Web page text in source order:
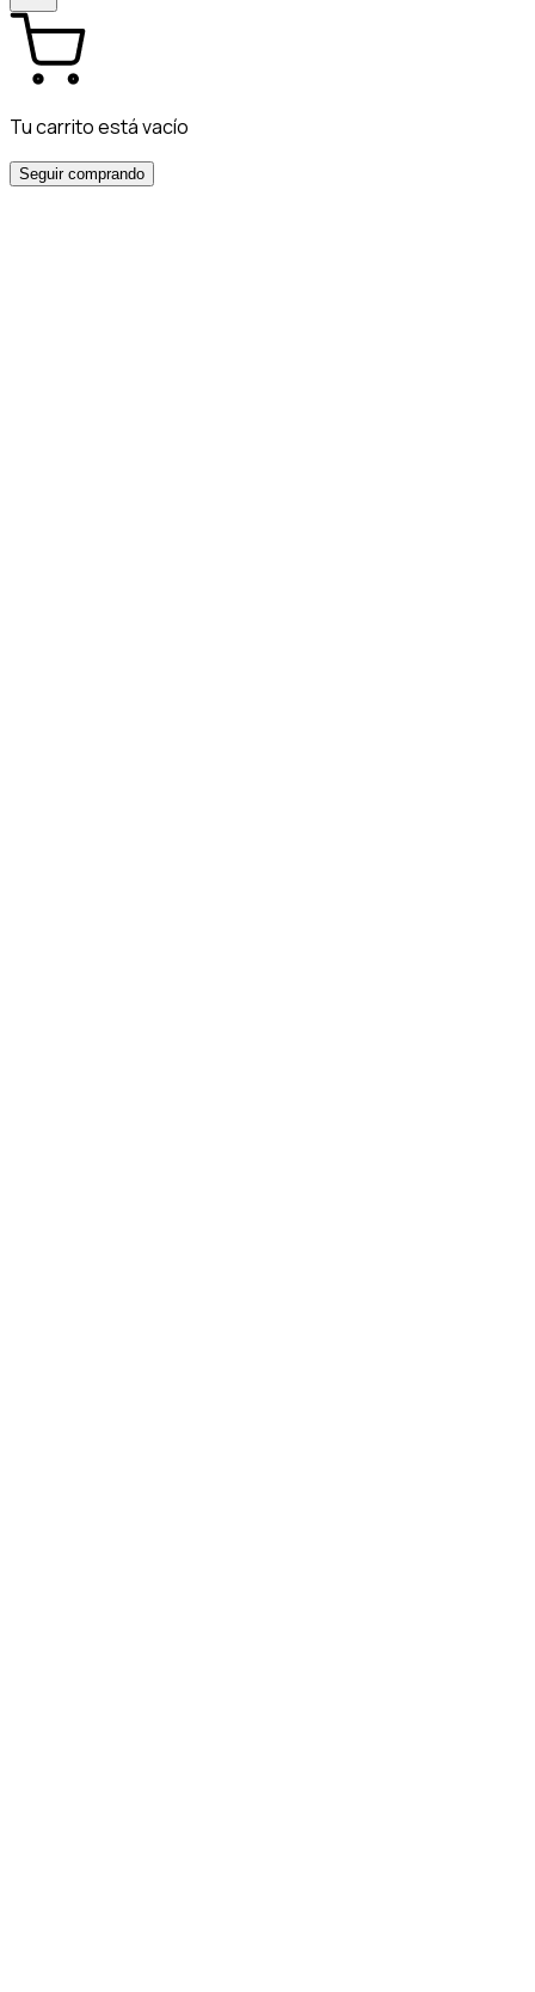
Tu carrito está vacío
Seguir comprando